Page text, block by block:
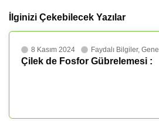
İlginizi Çekebilecek Yazılar
8 Kasım 2024 Faydalı Bilgiler, Genel
Çilek de Fosfor Gübrelemesi :